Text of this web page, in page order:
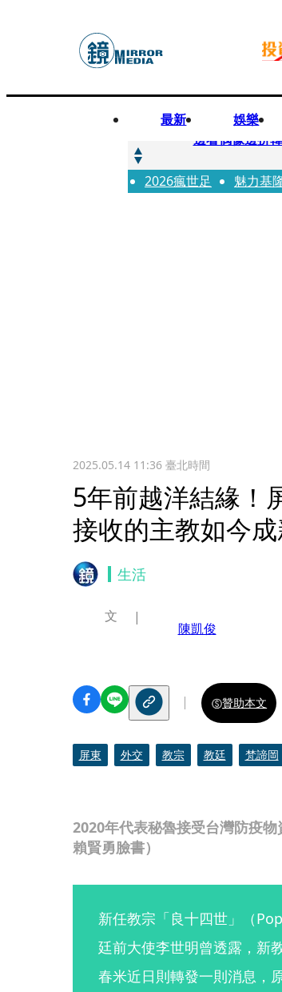
最新 娛樂
快訊
邊看偶像邊拚
快訊
代誌大條火急
2026瘋世足 魅力基
2025.05.14 11:36臺北時間
5年前越洋結緣
接收的主教如今
生活
2020年代表秘魯接受台灣防疫
賴賢勇臉書）
文
陳凱俊
贊助本文
屏東 外交 教宗 教廷 梵諦岡
新任教宗「良十四世」（
廷前大使李世明曾透露，新
春米近日則轉發一則消息，